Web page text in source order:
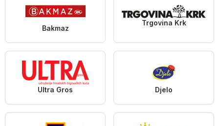
Bakmaz
Trgovina Krk
Ultra Gros Djelo